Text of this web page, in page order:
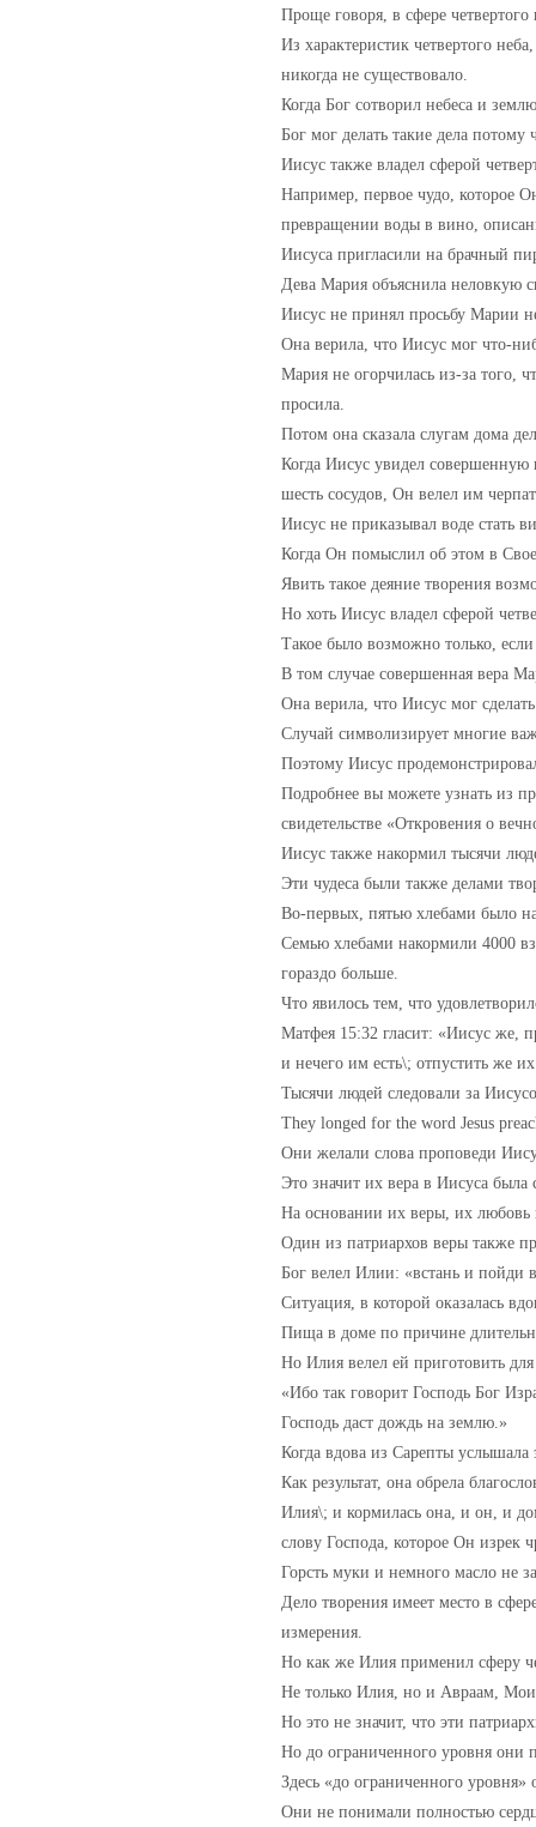
Проще говоря, в сфере
Из характеристик четвертого
никогда не существовало.
Когда Бог сотворил небеса и
Бог мог делать такие дела
Иисус также владел сферой
Например, первое чудо, которое
превращении воды в вино,
Иисуса пригласили на брачный
Дева Мария объяснила неловкую
Иисус не принял просьбу Марии
Она верила, что Иисус мог что-
Мария не огорчилась из-за того,
просила.
Потом она сказала слугам дома
Когда Иисус увидел совершенную
шесть сосудов, Он велел им
Иисус не приказывал воде стать
Когда Он помыслил об этом в
Явить такое деяние творения
Но хоть Иисус владел сферой
Такое было возможно только, если
В том случае совершенная вера
Она верила, что Иисус мог
Случай символизирует многие
Поэтому Иисус
Подробнее вы можете узнать из
свидетельстве «Откровения о
Иисус также накормил тысячи
Эти чудеса были также делами
Во-первых, пятью хлебами было
Семью хлебами накормили 4000
гораздо больше.
Что явилось тем, что
Матфея 15:32 гласит: «Иисус же,
и нечего им есть\; отпустить же
Тысячи людей следовали за
They longed for the word Jesus
Они желали слова проповеди
Это значит их вера в Иисуса
На основании их веры, их любовь
Один из патриархов веры также
Бог велел Илии: «встань и пойди
Ситуация, в которой оказалась
Пища в доме по причине
Но Илия велел ей приготовить
«Ибо так говорит Господь Бог
Господь даст дождь на землю.»
Когда вдова из Сарепты услышала
Как результат, она обрела
Илия\; и кормилась она, и он, и
слову Господа, которое Он изрек
Горсть муки и немного масло не
Дело творения имеет место в
измерения.
Но как же Илия применил сферу
Не только Илия, но и Авраам,
Но это не значит, что эти
Но до ограниченного уровня они
Здесь «до ограниченного уровня»
Они не понимали полностью